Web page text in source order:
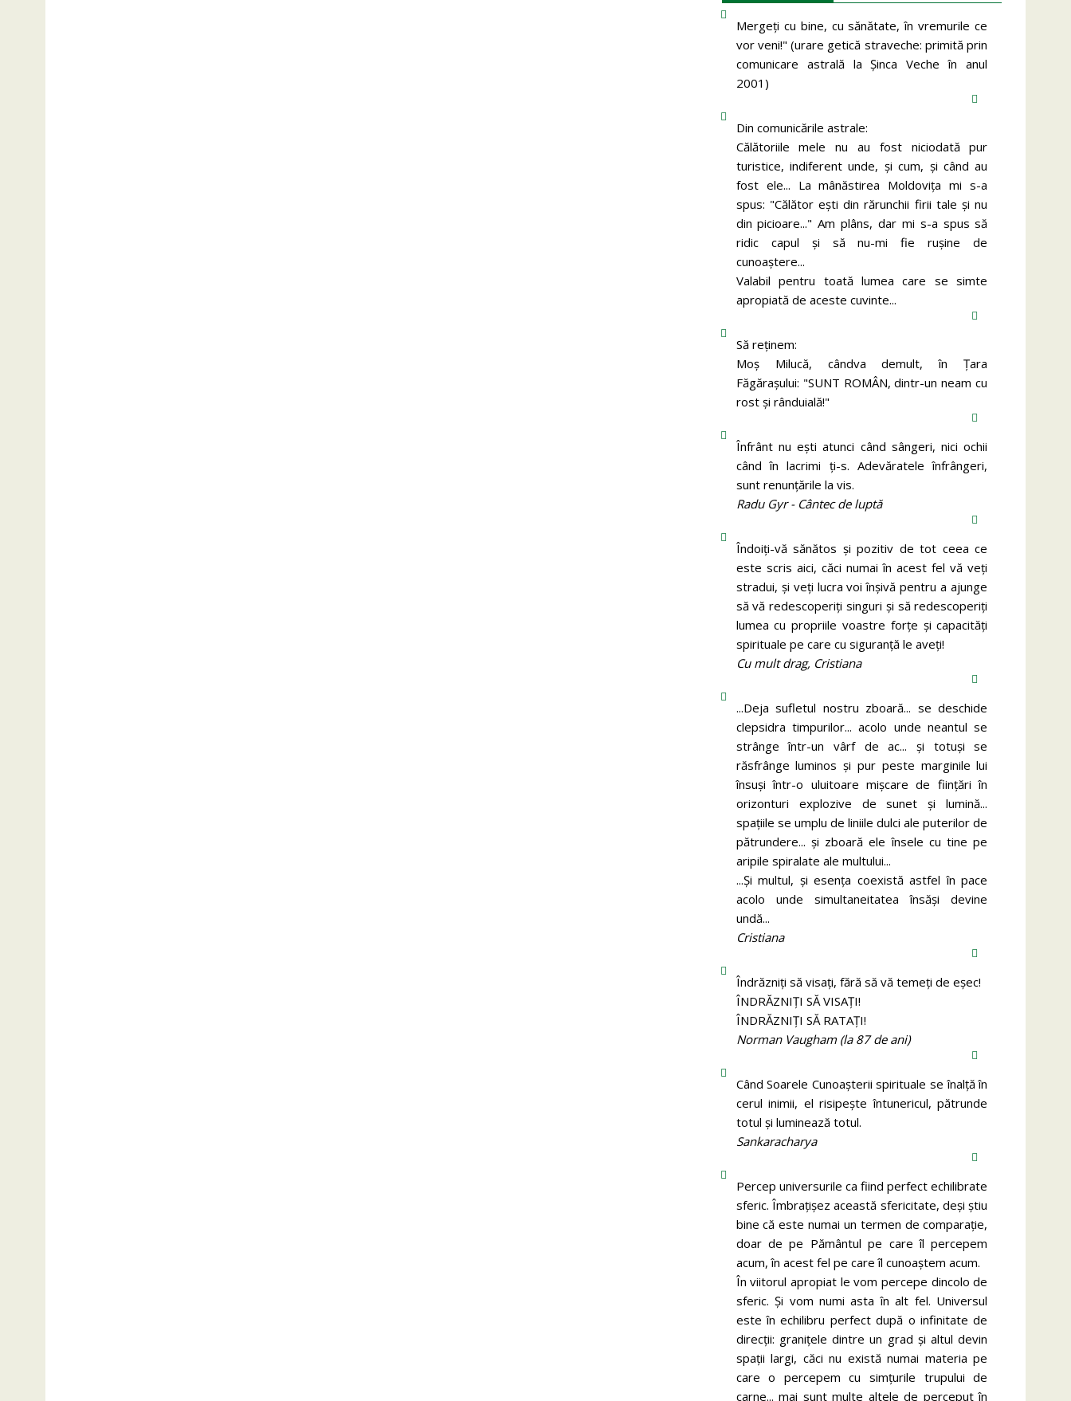
Mergeţi cu bine, cu sănătate, în vremurile ce
vor veni!" (urare getică straveche: primită prin
comunicare astrală la Şinca Veche în anul
2001)
Din comunicările astrale:
Călătoriile mele nu au fost niciodată pur
turistice, indiferent unde, și cum, și când au
fost ele... La mânăstirea Moldoviţa mi s-a
spus: "Călător eşti din rărunchii firii tale şi nu
din picioare..." Am plâns, dar mi s-a spus să
ridic capul şi să nu-mi fie ruşine de
cunoaştere...
Valabil pentru toată lumea care se simte
apropiată de aceste cuvinte...
Să reținem:
Moș Milucă, cândva demult, în Ţara
Făgăraşului: "SUNT ROMÂN, dintr-un neam cu
rost şi rânduială!"
Înfrânt nu ești atunci când sângeri, nici ochii
când în lacrimi ți-s. Adevăratele înfrângeri,
sunt renunțările la vis.
Radu Gyr - Cântec de luptă
Îndoiți-vă sănătos și pozitiv de tot ceea ce
este scris aici, căci numai în acest fel vă veți
stradui, și veți lucra voi înșivă pentru a ajunge
să vă redescoperiți singuri și să redescoperiți
lumea cu propriile voastre forțe și capacități
spirituale pe care cu siguranță le aveți!
Cu mult drag, Cristiana
...Deja sufletul nostru zboară... se deschide
clepsidra timpurilor... acolo unde neantul se
strânge într-un vârf de ac... și totuși se
răsfrânge luminos și pur peste marginile lui
însuși într-o uluitoare mișcare de ființări în
orizonturi explozive de sunet și lumină...
spațiile se umplu de liniile dulci ale puterilor de
pătrundere... și zboară ele însele cu tine pe
aripile spiralate ale multului...
...Și multul, și esența coexistă astfel în pace
acolo unde simultaneitatea însăși devine
undă...
Cristiana
Îndrăzniţi să visaţi, fără să vă temeţi de eşec!
ÎNDRĂZNIȚI SĂ VISAȚI!
ÎNDRĂZNIȚI SĂ RATAȚI!
Norman Vaugham (la 87 de ani)
Când Soarele Cunoaşterii spirituale se înalţă în
cerul inimii, el risipeşte întunericul, pătrunde
totul şi luminează totul.
Sankaracharya
Percep universurile ca fiind perfect echilibrate
sferic. Îmbrațișez această sfericitate, deși știu
bine că este numai un termen de comparație,
doar de pe Pământul pe care îl percepem
acum, în acest fel pe care îl cunoaștem acum.
În viitorul apropiat le vom percepe dincolo de
sferic. Și vom numi asta în alt fel. Universul
este în echilibru perfect după o infinitate de
direcții: granițele dintre un grad și altul devin
spații largi, căci nu există numai materia pe
care o percepem cu simțurile trupului de
carne... mai sunt multe altele de perceput în